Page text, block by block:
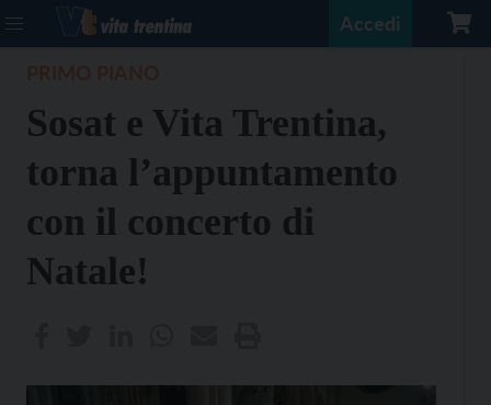
Accedi
Sosat e Vita Trentina,
torna l’appuntamento
con il concerto di
Natale!